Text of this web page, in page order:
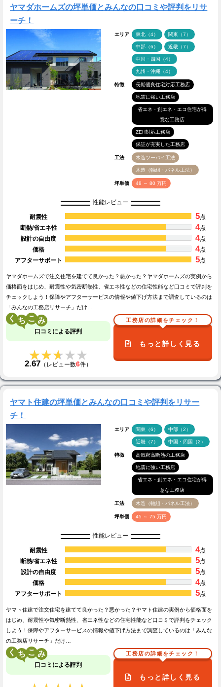
ヤマダホームズの坪単価とみんなの口コミや評判をリサ
ーチ！
エリア 東北（4） 関東（7）
中部（6） 近畿（7）
中国・四国（4）
九州・沖縄（4）
特徴 長期優良住宅対応工務店
地震に強い工務店
省エネ・創エネ・エコ住宅が得
意な工務店
ZEH対応工務店
保証が充実した工務店
工法 木造ツーバイ工法
木造（軸組・パネル工法）
坪単価 48 ～ 80 万円
性能レビュー
耐震性 5点
断熱/省エネ性
4点
設計の自由度
4点
価格
4点
アフターサポート
5点
ヤマダホームズで注文住宅を建てて良かった？悪かった？ヤマダホームズの実例から
価格面をはじめ、耐震性や気密断熱性、省エネ性などの住宅性能など口コミで評判を
チェックしよう！保障やアフターサービスの情報や値下げ方法まで調査しているのは
「みんなの工務店リサーチ」だけ…
く こ
口コミによる評判
★★★★★
★★★★★
2.67 （レビュー数6件）
工務店の詳細をチェック！
もっと詳しく見る
ヤマト住建の坪単価とみんなの口コミや評判をリサー
チ！
エリア 関東（6） 中部（2）
近畿（7） 中国・四国（2）
特徴 高気密高断熱の工務店
地震に強い工務店
省エネ・創エネ・エコ住宅が得
意な工務店
工法 木造（軸組・パネル工法）
坪単価 45 ～ 75 万円
性能レビュー
耐震性 4点
断熱/省エネ性
5点
設計の自由度
5点
価格
4点
アフターサポート
5点
ヤマト住建で注文住宅を建てて良かった？悪かった？ヤマト住建の実例から価格面を
はじめ、耐震性や気密断熱性、省エネ性などの住宅性能など口コミで評判をチェック
しよう！保障やアフターサービスの情報や値下げ方法まで調査しているのは「みんな
の工務店リサーチ」だけ…
く こ
口コミによる評判
工務店の詳細をチェック！
もっと詳しく見る